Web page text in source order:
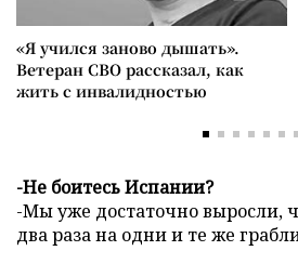
«Я учился заново дышать».
Ветеран СВО рассказал, как
жить с инвалидностью
-Не боитесь Испании?
-Мы уже достаточно выросли,
два раза на одни и те же